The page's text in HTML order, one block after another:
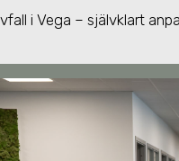
i Vega – självklart